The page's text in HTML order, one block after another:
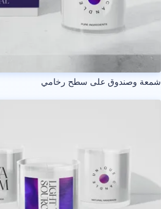
شمعة وصندوق على سطح رخامي